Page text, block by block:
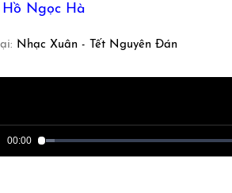
Hồ Ngọc Hà
Nhạc Xuân - Tết Nguyên Đán
00:00